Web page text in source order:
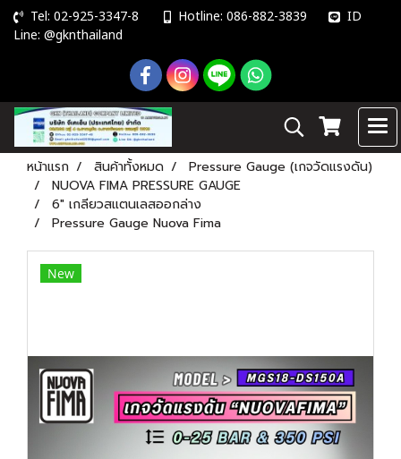
Tel: 02-925-3347-8 Hotline: 086-882-3839 ID
Line: @gknthailand
หน้าแรก สินค้าทั้งหมด
Pressure Gauge (เกจวัดแรงดัน)
NUOVA FIMA PRESSURE GAUGE
6" เกลียวสแตนเลสออกล่าง
Pressure Gauge Nuova Fima
New